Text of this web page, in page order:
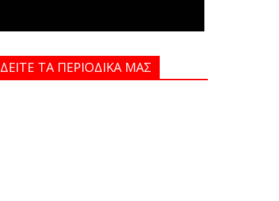
ΔΕΙΤΕ ΤΑ ΠΕΡΙΟΔΙΚΑ MAΣ